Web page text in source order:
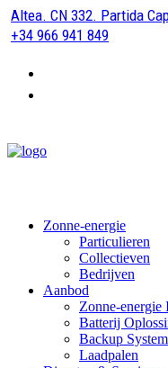
Altea. CN 332. Partida
+34 966 941 849
Zonne-energie
Particulieren
Collectieven
Bedrijven
Aanbod
Zonne-energie
Batterij
Backup
Laadpalen